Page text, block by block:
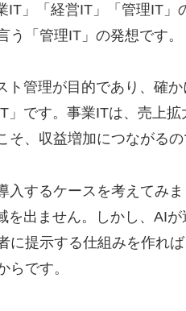
IT」「経営IT」「管理IT
「管理IT」の発想です。
ト管理が目的であり、確
です。事業ITは、売上
、収益増加につながるの
入するケースを考えてみ
を出ません。しかし、AI
に提示する仕組みを作れ
らです。